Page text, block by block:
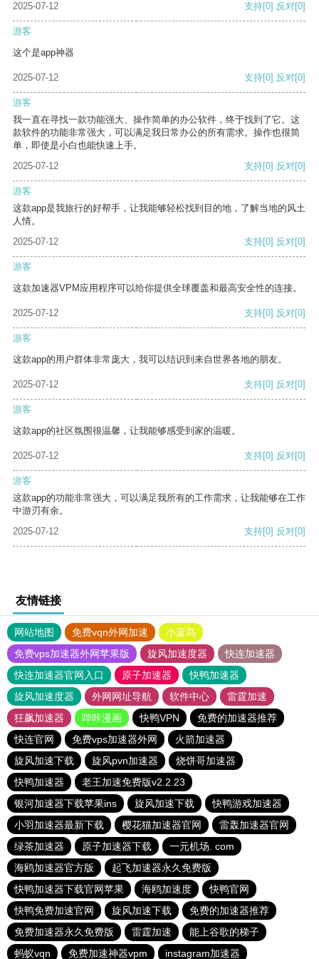
2025-07-12
支持[0] 反对[0]
游客
这个是app神器
2025-07-12 支持[0] 反对[0]
游客
我一直在寻找一款功能强大、操作简单的办公软件，终于找到了它。这
款软件的功能非常强大，可以满足我日常办公的所有需求。操作也很简
单，即使是小白也能快速上手。
2025-07-12
支持[0] 反对[0]
游客
这款app是我旅行的好帮手，让我能够轻松找到目的地，了解当地的风土
人情。
2025-07-12
支持[0] 反对[0]
游客
这款加速器VPM应用程序可以给你提供全球覆盖和最高安全性的连接。
2025-07-12 支持[0] 反对[0]
游客
这款app的用户群体非常庞大，我可以结识到来自世界各地的朋友。
2025-07-12 支持[0] 反对[0]
游客
这款app的社区氛围很温馨，让我能够感受到家的温暖。
2025-07-12 支持[0] 反对[0]
游客
这款app的功能非常强大，可以满足我所有的工作需求，让我能够在工作
中游刃有余。
2025-07-12
支持[0] 反对[0]
友情链接
网站地图 免费vqn外网加速
小蓝鸟
免费vps加速器外网苹果版
旋风加速度器
快连加速器
快连加速器官网入口
原子加速器
快鸭加速器
旋风加速度器
外网网址导航 软件中心
雷霆加速
狂飙加速器
哔咔漫画 快鸭VPN
免费的加速器推荐
快连官网
免费vps加速器外网
火箭加速器
旋风加速下载
旋风pvn加速器
烧饼哥加速器
快鸭加速器
老王加速免费版v2.2.23
银河加速器下载苹果ins
旋风加速下载
快鸭游戏加速器
小羽加速器最新下载
樱花猫加速器官网
雷轰加速器官网
绿茶加速器
原子加速器下载
一元机场. com
海鸥加速器官方版
起飞加速器永久免费版
快鸭加速器下载官网苹果
海鸥加速度
快鸭官网
快鸭免费加速官网
旋风加速下载
免费的加速器推荐
免费加速器永久免费版
雷霆加速
能上谷歌的梯子
蚂蚁vqn
免费加速神器vpm instagram加速器